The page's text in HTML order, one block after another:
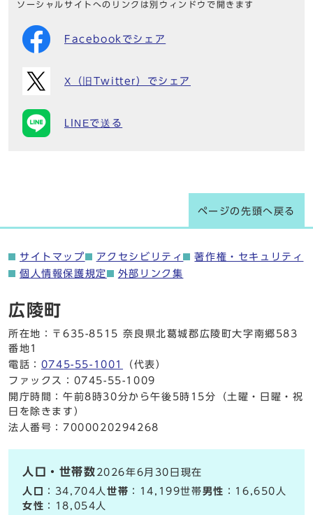
ソーシャルサイトへのリンクは別ウィンドウで開きます
Facebookでシェア
X（旧Twitter）でシェア
LINEで送る
ページの先頭へ戻る
サイトマップ アクセシビリティ
著作権・セキュリティ
個人情報保護規定
外部リンク集
広陵町
所在地：〒635-8515 奈良県北葛城郡広陵町大字南郷583
番地1
電話： 0745-55-1001
（代表）
ファックス：0745-55-1009
開庁時間：午前8時30分から午後5時15分（土曜・日曜・祝
日を除きます）
法人番号：7000020294268
人口・世帯数 2026年6月30日現在
人口
：34,704人世帯 ：14,199世帯男性 ：16,650人
女性 ：18,054人